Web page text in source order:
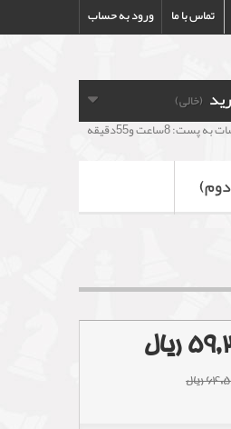
ورود به حساب تماس با ما
(خالی)
8ساعت و55دقیقه
ریال
ریال